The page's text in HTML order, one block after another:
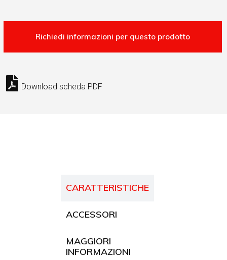
Download scheda PDF
CARATTERISTICHE
ACCESSORI
MAGGIORI
INFORMAZIONI